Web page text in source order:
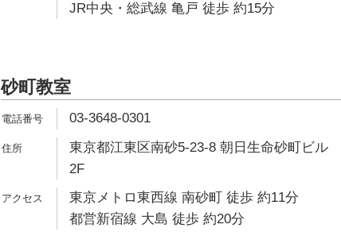
JR中央・総武線 亀戸 徒歩 約15分
砂町教室
03-3648-0301
東京都江東区南砂5-23-8 朝日生命砂町ビル
2F
東京メトロ東西線 南砂町 徒歩 約11分
都営新宿線 大島 徒歩 約20分